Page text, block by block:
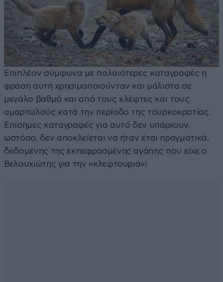
Επιπλέον σύμφωνα με παλαιότερες καταγραφές η
φράση αυτή χρησιμοποιούνταν και μάλιστα σε
μεγάλο βαθμό και από τους κλέφτες και τους
αμαρτωλούς κατά την περίοδο της τουρκοκρατίας.
Επίσημες καταγραφές για αυτό δεν υπάρχουν,
ωστόσο, δεν αποκλείεται να ήταν έτσι πραγματικά,
δεδομένης της εκπεφρασμένης αγάπης που είχε ο
Βελουχιώτης για την «κλεφτουριά»!